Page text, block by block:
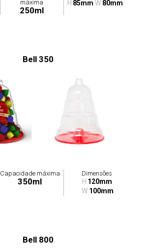
máxima
250ml
H 85mm W 80mm
Bell 350
Capacidade máxima
350ml
Dimensões
H 120mm
W 100mm
Bell 800